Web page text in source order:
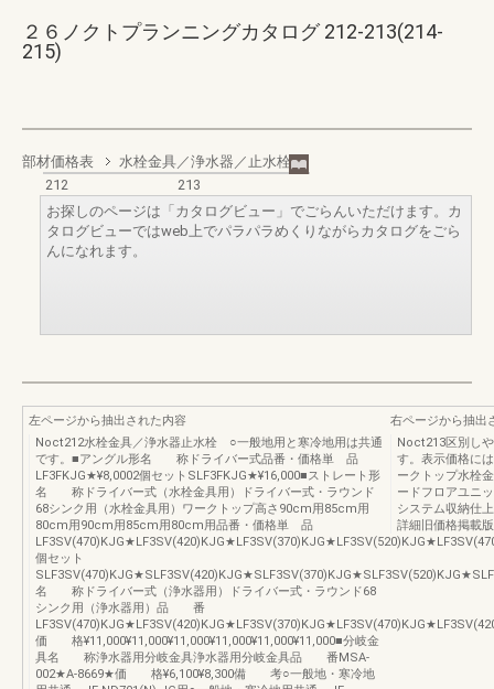
２６ノクトプランニングカタログ 212-213(214-
215)
部材価格表
水栓金具／浄水器／止水栓
212
213
お探しのページは「カタログビュー」でごらんいただけます。カ
タログビューではweb上でパラパラめくりながらカタログをごら
んになれます。
左ページから抽出された内容
Noct212水栓金具／浄水器止水栓 ○一般地用と寒冷地用は共通
です。■アングル形名 称ドライバー式品番・価格単 品
LF3FKJG★¥8,0002個セットSLF3FKJG★¥16,000■ストレート形
名 称ドライバー式（水栓金具用）ドライバー式・ラウンド
68シンク用（水栓金具用）ワークトップ高さ90cm用85cm用
80cm用90cm用85cm用80cm用品番・価格単 品
個セット
名 称ドライバー式（浄水器用）ドライバー式・ラウンド68
シンク用（浄水器用）品 番
価 格¥11,000¥11,000¥11,000¥11,000¥11,000¥11,000■分岐金
具名 称浄水器用分岐金具浄水器用分岐金具品 番MSA-
002★A-8669★価 格¥6,100¥8,300備 考○一般地・寒冷地
右ページから抽出
Noct213区別し
す。表示価格に
ークトップ水栓
ードフロアユニ
システム収納仕
詳細旧価格掲載版